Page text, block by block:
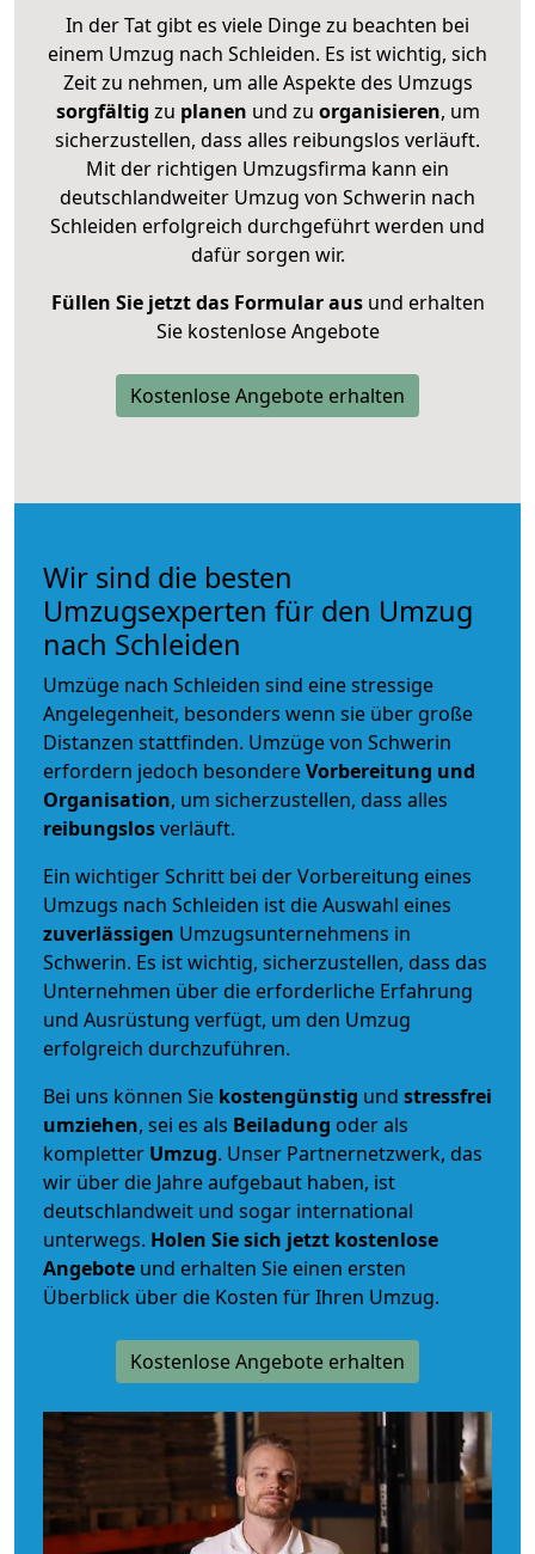
In der Tat gibt es viele Dinge zu beachten bei
einem Umzug nach Schleiden. Es ist wichtig, sich
Zeit zu nehmen, um alle Aspekte des Umzugs
sorgfältig zu planen und zu organisieren, um
sicherzustellen, dass alles reibungslos verläuft.
Mit der richtigen Umzugsfirma kann ein
deutschlandweiter Umzug von Schwerin nach
Schleiden erfolgreich durchgeführt werden und
dafür sorgen wir.
Füllen Sie jetzt das Formular ausund erhalten
Sie kostenlose Angebote
Kostenlose Angebote erhalten
Wir sind die besten
Umzugsexperten für den Umzug
nach Schleiden
Umzüge nach Schleiden sind eine stressige
Angelegenheit, besonders wenn sie über große
Distanzen stattfinden. Umzüge von Schwerin
erfordern jedoch besondereVorbereitung und
Organisation, um sicherzustellen, dass alles
reibungslosverläuft.
Ein wichtiger Schritt bei der Vorbereitung eines
Umzugs nach Schleiden ist die Auswahl eines
zuverlässigen Umzugsunternehmens in
Schwerin. Es ist wichtig, sicherzustellen, dass das
Unternehmen über die erforderliche Erfahrung
und Ausrüstung verfügt, um den Umzug
erfolgreich durchzuführen.
Bei uns können Sie kostengünstig und stressfrei
umziehen, sei es als Beiladung oder als
kompletter Umzug. Unser Partnernetzwerk, das
wir über die Jahre aufgebaut haben, ist
deutschlandweit und sogar international
unterwegs. Holen Sie sich jetzt kostenlose
Angebote und erhalten Sie einen ersten
Überblick über die Kosten für Ihren Umzug.
Kostenlose Angebote erhalten